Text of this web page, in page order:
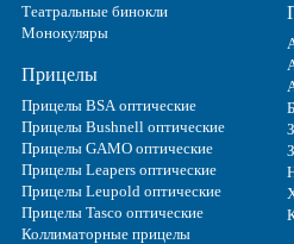
Театральные бинокли
Монокуляры
Прицелы
Прицелы BSA оптические
Прицелы Bushnell оптические
Прицелы GAMO оптические
Прицелы Leapers оптические
Прицелы Leupold оптические
Прицелы Tasco оптические
Коллиматорные прицелы